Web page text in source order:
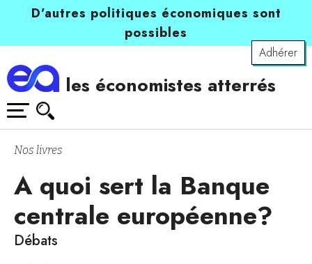
D’autres politiques économiques sont
possibles
Adhérer
les économistes atterrés
Nos livres
A quoi sert la Banque
centrale européenne?
Débats